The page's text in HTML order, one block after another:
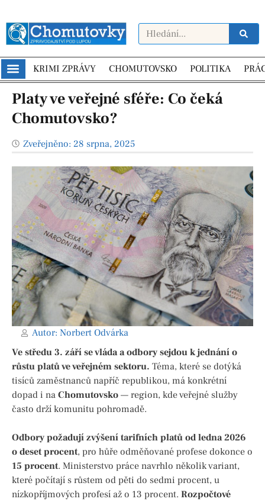
KRIMI ZPRÁVY CHOMUTOVSKO POLITIKA
Platy ve veřejné sféře: Co čeká
Chomutovsko?
Zveřejněno: 28 srpna, 2025
Autor: Norbert Odvárka
Ve středu 3. září se vláda a odbory sejdou k jednání o
růstu platů ve veřejném sektoru. Téma, které se dotýká
tisíců zaměstnanců napříč republikou, má konkrétní
dopad i na Chomutovsko — region, kde veřejné služby
často drží komunitu pohromadě.
Odbory požadují zvýšení tarifních platů od ledna 2026
o deset procent, pro hůře odměňované profese dokonce o
15 procent. Ministerstvo práce navrhlo několik variant,
které počítají s růstem od pěti do sedmi procent, u
nízkopříjmových profesí až o 13 procent. Rozpočtové